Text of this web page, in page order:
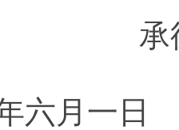
六月一日